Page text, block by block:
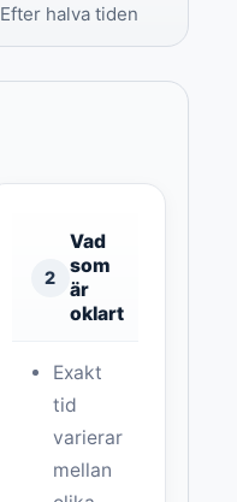
Efter halva tiden
2
Vad
som
är
oklart
Exakt
tid
varierar
mellan